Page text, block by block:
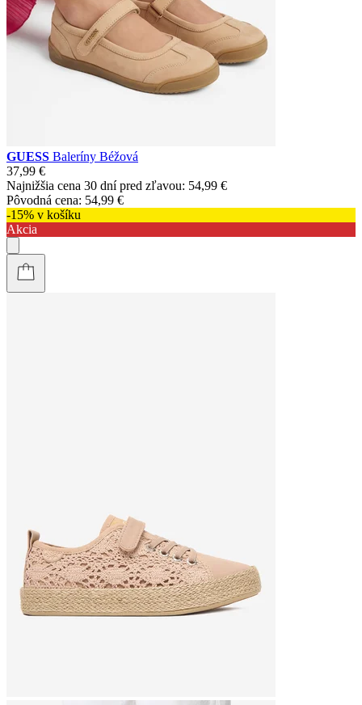
GUESS Baleríny Béžová
37,99 €
Najnižšia cena 30 dní pred zľavou: 54,99 €
Pôvodná cena: 54,99 €
-15% v košíku
Akcia